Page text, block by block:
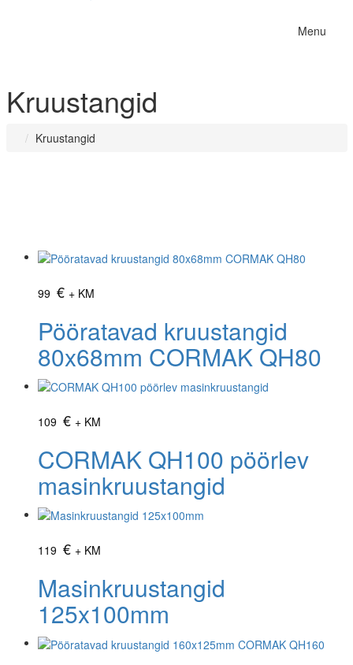
Menu
Kruustangid
Kruustangid
99 € + KM
Pööratavad kruustangid
80x68mm CORMAK QH80
109 € + KM
CORMAK QH100 pöörlev
masinkruustangid
119 € + KM
Masinkruustangid
125x100mm